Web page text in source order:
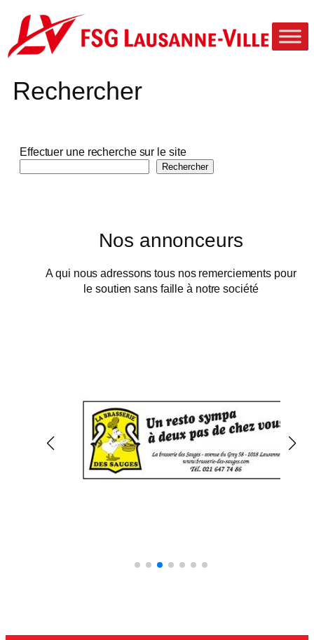
Aller
contenu
Rechercher
Effectuer une recherche sur le site
Rechercher
Nos annonceurs
A qui nous adressons tous nos remerciements pour
le soutien sans faille à notre société